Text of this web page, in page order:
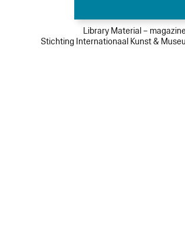
Library Material – magazine
Stichting Internationaal Kunst &